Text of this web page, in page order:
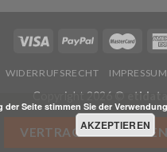
WIDERRUFSRECHT IMPRESSUM
Copyright 2026 © etidata
VERTRAG WIDERRUFEN
der Seite stimmen Sie der
AKZEPTIEREN